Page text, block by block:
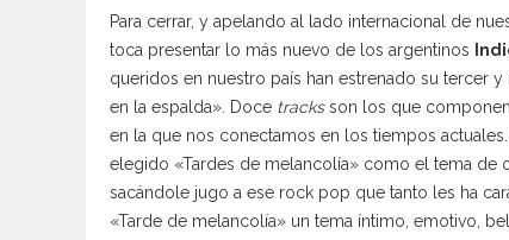
Para cerrar, y apelando al lado internacional de
toca presentar lo más nuevo de los argentinos
queridos en nuestro país han estrenado su tercer
en la espalda». Doce tracksson los que
en la que nos conectamos en los tiempos
elegido «Tardes de melancolía» como el tema de
sacándole jugo a ese rock pop que tanto les ha
«Tarde de melancolía» un tema íntimo, emotivo,